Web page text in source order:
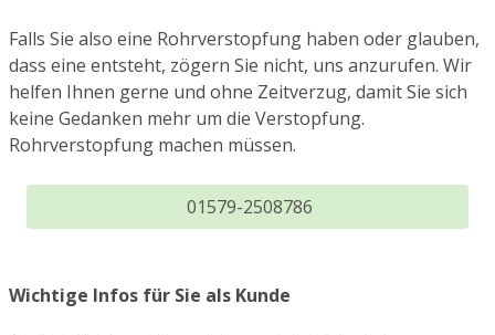
Falls Sie also eine Rohrverstopfung haben oder glauben,
dass eine entsteht, zögern Sie nicht, uns anzurufen. Wir
helfen Ihnen gerne und ohne Zeitverzug, damit Sie sich
keine Gedanken mehr um die Verstopfung.
Rohrverstopfung machen müssen.
01579-2508786
Wichtige Infos für Sie als Kunde